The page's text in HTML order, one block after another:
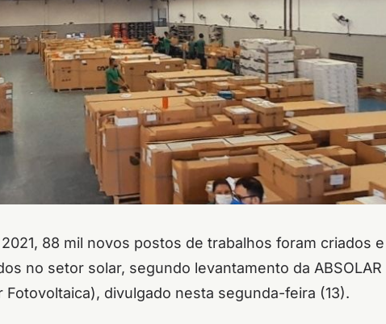
88 mil novos postos de trabalhos foram criados e
no setor solar, segundo levantamento da ABSOLAR
Fotovoltaica), divulgado nesta segunda-feira (13).